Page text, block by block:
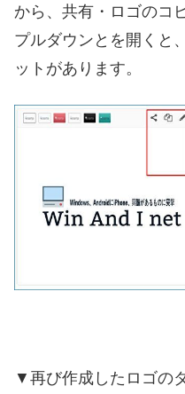
から、共有・ロゴのコ
プルダウンとを開くと
ットがあります。
▼再び作成したロゴの